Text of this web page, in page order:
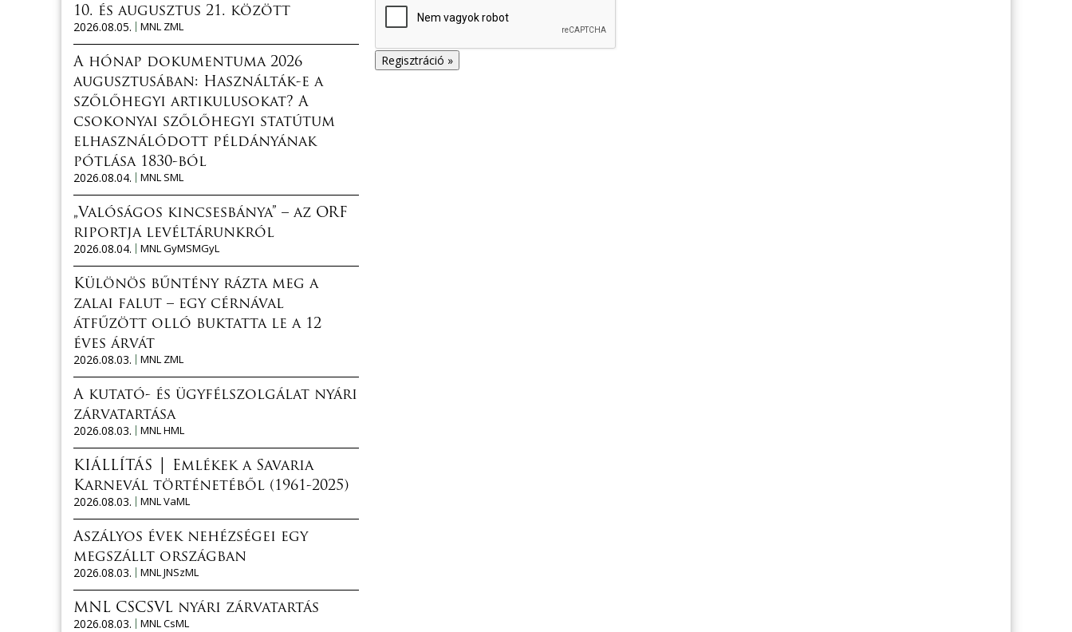
10. és augusztus 21. között
2026.08.05.
MNL ZML
A hónap dokumentuma 2026
augusztusában: Használták-e a
szőlőhegyi artikulusokat? A
csokonyai szőlőhegyi statútum
elhasználódott példányának
pótlása 1830-ból
2026.08.04.
MNL SML
„Valóságos kincsesbánya” – az ORF
riportja levéltárunkról
2026.08.04.
MNL GyMSMGyL
Különös bűntény rázta meg a
zalai falut – egy cérnával
átfűzött olló buktatta le a 12
éves árvát
2026.08.03.
MNL ZML
A kutató- és ügyfélszolgálat nyári
zárvatartása
2026.08.03.
MNL HML
KIÁLLÍTÁS │ Emlékek a Savaria
Karnevál történetéből (1961-2025)
2026.08.03.
MNL VaML
Aszályos évek nehézségei egy
megszállt országban
2026.08.03.
MNL JNSzML
MNL CSCSVL nyári zárvatartás
2026.08.03.
MNL CsML